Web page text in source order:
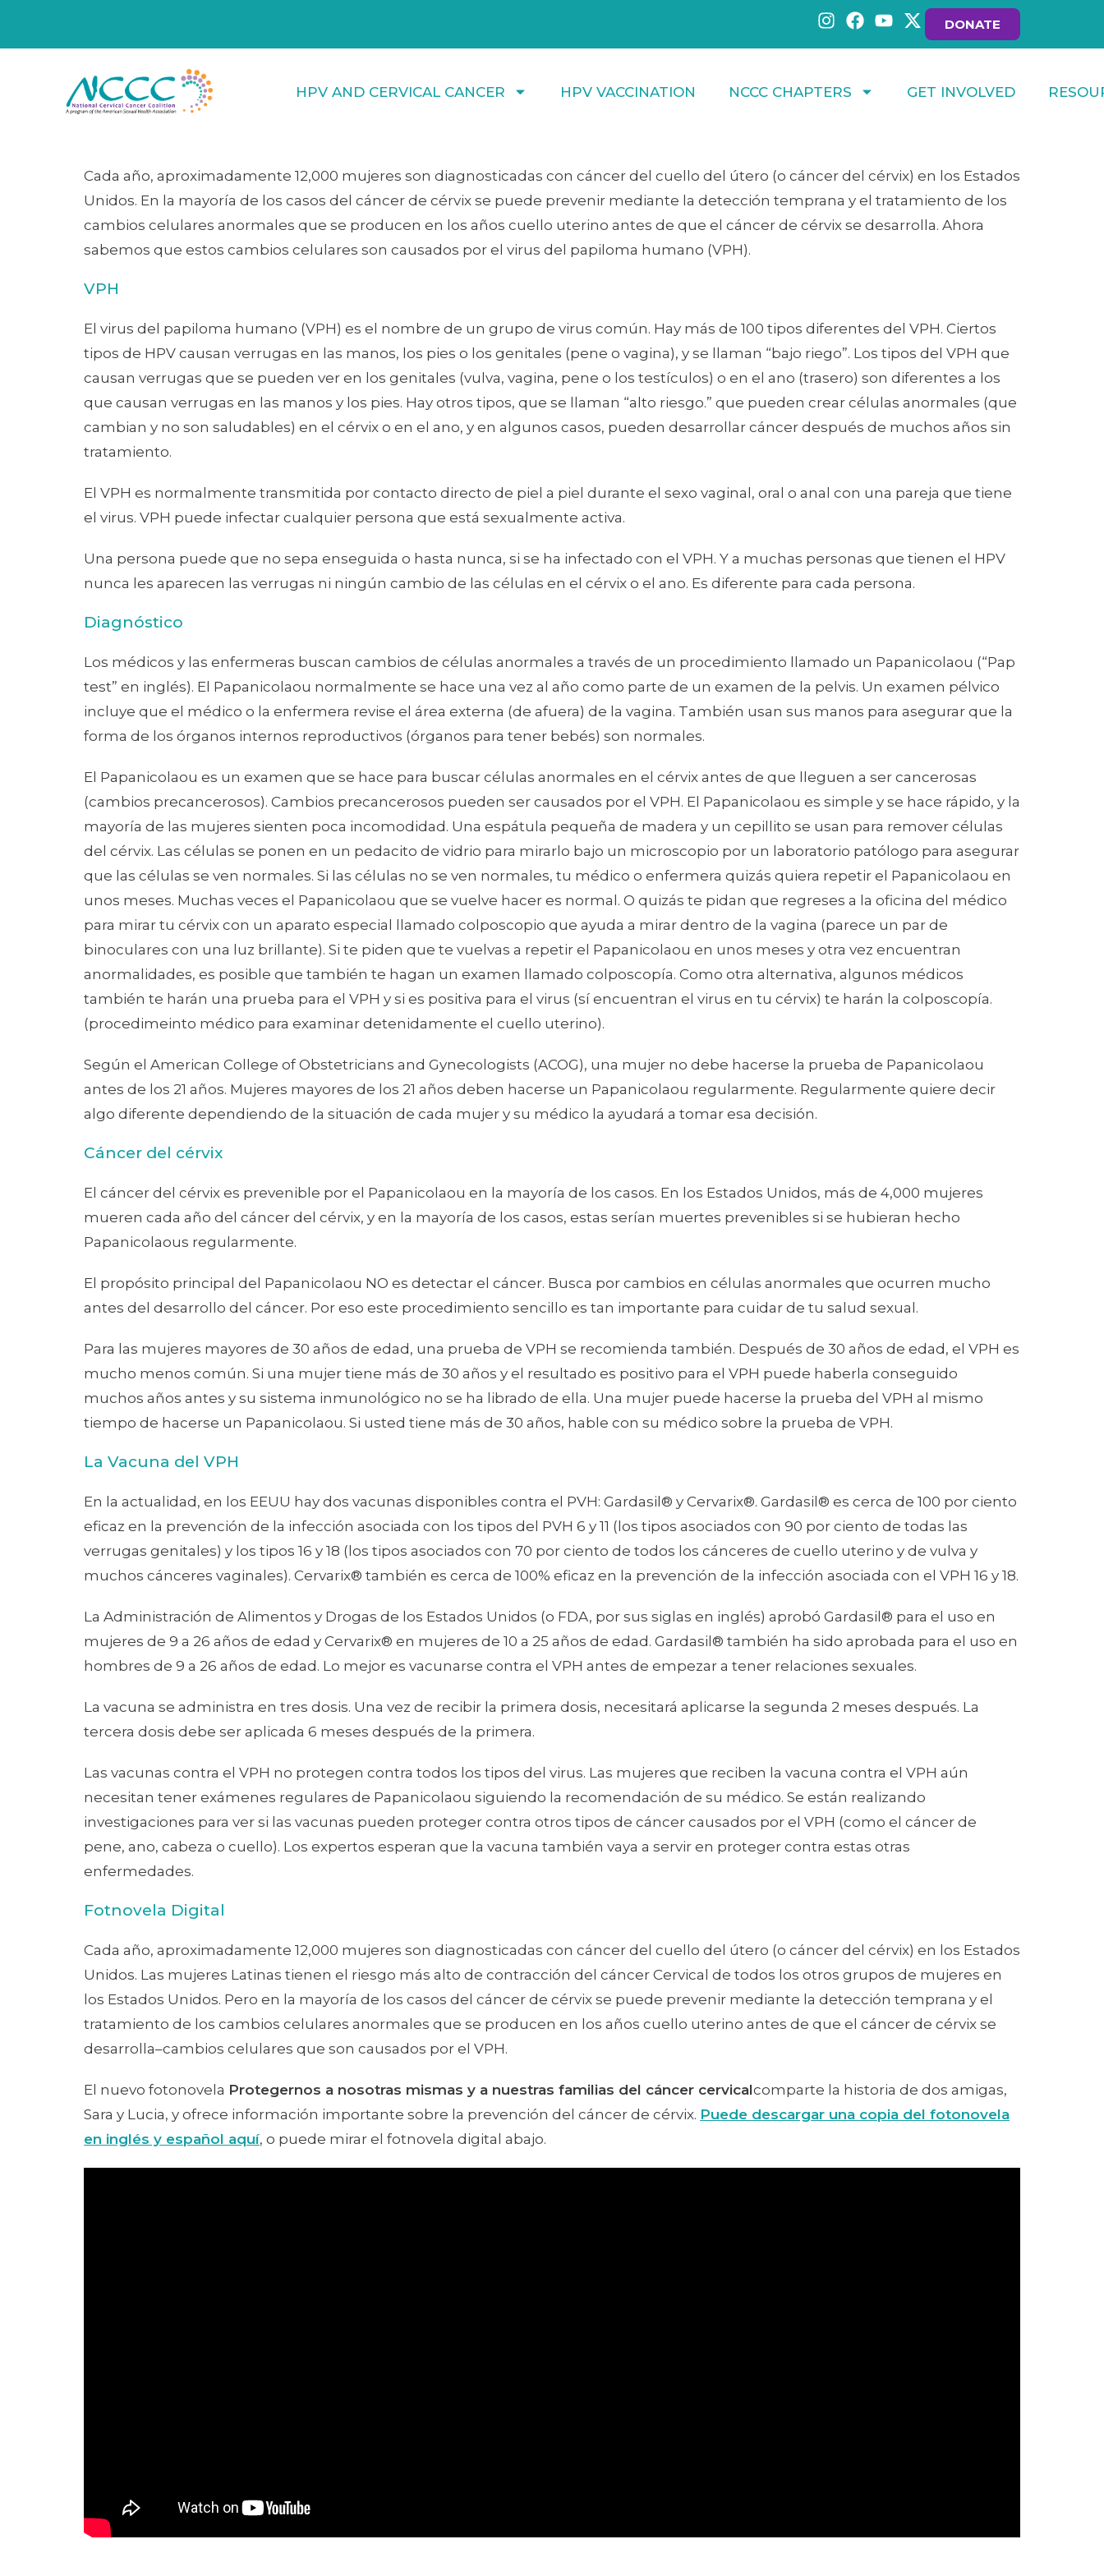
DONATE
HPV AND CERVICAL CANCER HPV VACCINATION NCCC CHAPTERS GET INVOLVED
Cada año, aproximadamente 12,000 mujeres son diagnosticadas con cáncer del cuello del útero (o cáncer del cérvix) en los Estados
Unidos. En la mayoría de los casos del cáncer de cérvix se puede prevenir mediante la detección temprana y el tratamiento de los
cambios celulares anormales que se producen en los años cuello uterino antes de que el cáncer de cérvix se desarrolla. Ahora
sabemos que estos cambios celulares son causados por el virus del papiloma humano (VPH).
VPH
El virus del papiloma humano (VPH) es el nombre de un grupo de virus común. Hay más de 100 tipos diferentes del VPH. Ciertos
tipos de HPV causan verrugas en las manos, los pies o los genitales (pene o vagina), y se llaman “bajo riego”. Los tipos del VPH que
causan verrugas que se pueden ver en los genitales (vulva, vagina, pene o los testículos) o en el ano (trasero) son diferentes a los
que causan verrugas en las manos y los pies. Hay otros tipos, que se llaman “alto riesgo.” que pueden crear células anormales (que
cambian y no son saludables) en el cérvix o en el ano, y en algunos casos, pueden desarrollar cáncer después de muchos años sin
tratamiento.
El VPH es normalmente transmitida por contacto directo de piel a piel durante el sexo vaginal, oral o anal con una pareja que tiene
el virus. VPH puede infectar cualquier persona que está sexualmente activa.
Una persona puede que no sepa enseguida o hasta nunca, si se ha infectado con el VPH. Y a muchas personas que tienen el HPV
nunca les aparecen las verrugas ni ningún cambio de las células en el cérvix o el ano. Es diferente para cada persona.
Diagnóstico
Los médicos y las enfermeras buscan cambios de células anormales a través de un procedimiento llamado un Papanicolaou (“Pap
test” en inglés). El Papanicolaou normalmente se hace una vez al año como parte de un examen de la pelvis. Un examen pélvico
incluye que el médico o la enfermera revise el área externa (de afuera) de la vagina. También usan sus manos para asegurar que la
forma de los órganos internos reproductivos (órganos para tener bebés) son normales.
El Papanicolaou es un examen que se hace para buscar células anormales en el cérvix antes de que lleguen a ser cancerosas
(cambios precancerosos). Cambios precancerosos pueden ser causados por el VPH. El Papanicolaou es simple y se hace rápido, y la
mayoría de las mujeres sienten poca incomodidad. Una espátula pequeña de madera y un cepillito se usan para remover células
del cérvix. Las células se ponen en un pedacito de vidrio para mirarlo bajo un microscopio por un laboratorio patólogo para asegurar
que las células se ven normales. Si las células no se ven normales, tu médico o enfermera quizás quiera repetir el Papanicolaou en
unos meses. Muchas veces el Papanicolaou que se vuelve hacer es normal. O quizás te pidan que regreses a la oficina del médico
para mirar tu cérvix con un aparato especial llamado colposcopio que ayuda a mirar dentro de la vagina (parece un par de
binoculares con una luz brillante). Si te piden que te vuelvas a repetir el Papanicolaou en unos meses y otra vez encuentran
anormalidades, es posible que también te hagan un examen llamado colposcopía. Como otra alternativa, algunos médicos
también te harán una prueba para el VPH y si es positiva para el virus (sí encuentran el virus en tu cérvix) te harán la colposcopía.
(procedimeinto médico para examinar detenidamente el cuello uterino).
Según el American College of Obstetricians and Gynecologists (ACOG), una mujer no debe hacerse la prueba de Papanicolaou
antes de los 21 años. Mujeres mayores de los 21 años deben hacerse un Papanicolaou regularmente. Regularmente quiere decir
algo diferente dependiendo de la situación de cada mujer y su médico la ayudará a tomar esa decisión.
Cáncer del cérvix
El cáncer del cérvix es prevenible por el Papanicolaou en la mayoría de los casos. En los Estados Unidos, más de 4,000 mujeres
mueren cada año del cáncer del cérvix, y en la mayoría de los casos, estas serían muertes prevenibles si se hubieran hecho
Papanicolaous regularmente.
El propósito principal del Papanicolaou NO es detectar el cáncer. Busca por cambios en células anormales que ocurren mucho
antes del desarrollo del cáncer. Por eso este procedimiento sencillo es tan importante para cuidar de tu salud sexual.
Para las mujeres mayores de 30 años de edad, una prueba de VPH se recomienda también. Después de 30 años de edad, el VPH es
mucho menos común. Si una mujer tiene más de 30 años y el resultado es positivo para el VPH puede haberla conseguido
muchos años antes y su sistema inmunológico no se ha librado de ella. Una mujer puede hacerse la prueba del VPH al mismo
tiempo de hacerse un Papanicolaou. Si usted tiene más de 30 años, hable con su médico sobre la prueba de VPH.
La Vacuna del VPH
En la actualidad, en los EEUU hay dos vacunas disponibles contra el PVH: Gardasil® y Cervarix®. Gardasil® es cerca de 100 por ciento
eficaz en la prevención de la infección asociada con los tipos del PVH 6 y 11 (los tipos asociados con 90 por ciento de todas las
verrugas genitales) y los tipos 16 y 18 (los tipos asociados con 70 por ciento de todos los cánceres de cuello uterino y de vulva y
muchos cánceres vaginales). Cervarix® también es cerca de 100% eficaz en la prevención de la infección asociada con el VPH 16 y 18.
La Administración de Alimentos y Drogas de los Estados Unidos (o FDA, por sus siglas en inglés) aprobó Gardasil® para el uso en
mujeres de 9 a 26 años de edad y Cervarix® en mujeres de 10 a 25 años de edad. Gardasil® también ha sido aprobada para el uso en
hombres de 9 a 26 años de edad. Lo mejor es vacunarse contra el VPH antes de empezar a tener relaciones sexuales.
La vacuna se administra en tres dosis. Una vez de recibir la primera dosis, necesitará aplicarse la segunda 2 meses después. La
tercera dosis debe ser aplicada 6 meses después de la primera.
Las vacunas contra el VPH no protegen contra todos los tipos del virus. Las mujeres que reciben la vacuna contra el VPH aún
necesitan tener exámenes regulares de Papanicolaou siguiendo la recomendación de su médico. Se están realizando
investigaciones para ver si las vacunas pueden proteger contra otros tipos de cáncer causados por el VPH (como el cáncer de
pene, ano, cabeza o cuello). Los expertos esperan que la vacuna también vaya a servir en proteger contra estas otras
enfermedades.
Fotnovela Digital
Cada año, aproximadamente 12,000 mujeres son diagnosticadas con cáncer del cuello del útero (o cáncer del cérvix) en los Estados
Unidos. Las mujeres Latinas tienen el riesgo más alto de contracción del cáncer Cervical de todos los otros grupos de mujeres en
los Estados Unidos. Pero en la mayoría de los casos del cáncer de cérvix se puede prevenir mediante la detección temprana y el
tratamiento de los cambios celulares anormales que se producen en los años cuello uterino antes de que el cáncer de cérvix se
desarrolla–cambios celulares que son causados por el VPH.
El nuevo fotonovela Protegernos a nosotras mismas y a nuestras familias del cáncer cervicalcomparte la historia de dos amigas,
Sara y Lucia, y ofrece información importante sobre la prevención del cáncer de cérvix. Puede descargar una copia del fotonovela
en inglés y español aquí, o puede mirar el fotnovela digital abajo.